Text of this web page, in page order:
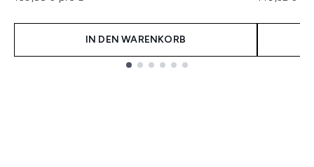
IN DEN WARENKORB